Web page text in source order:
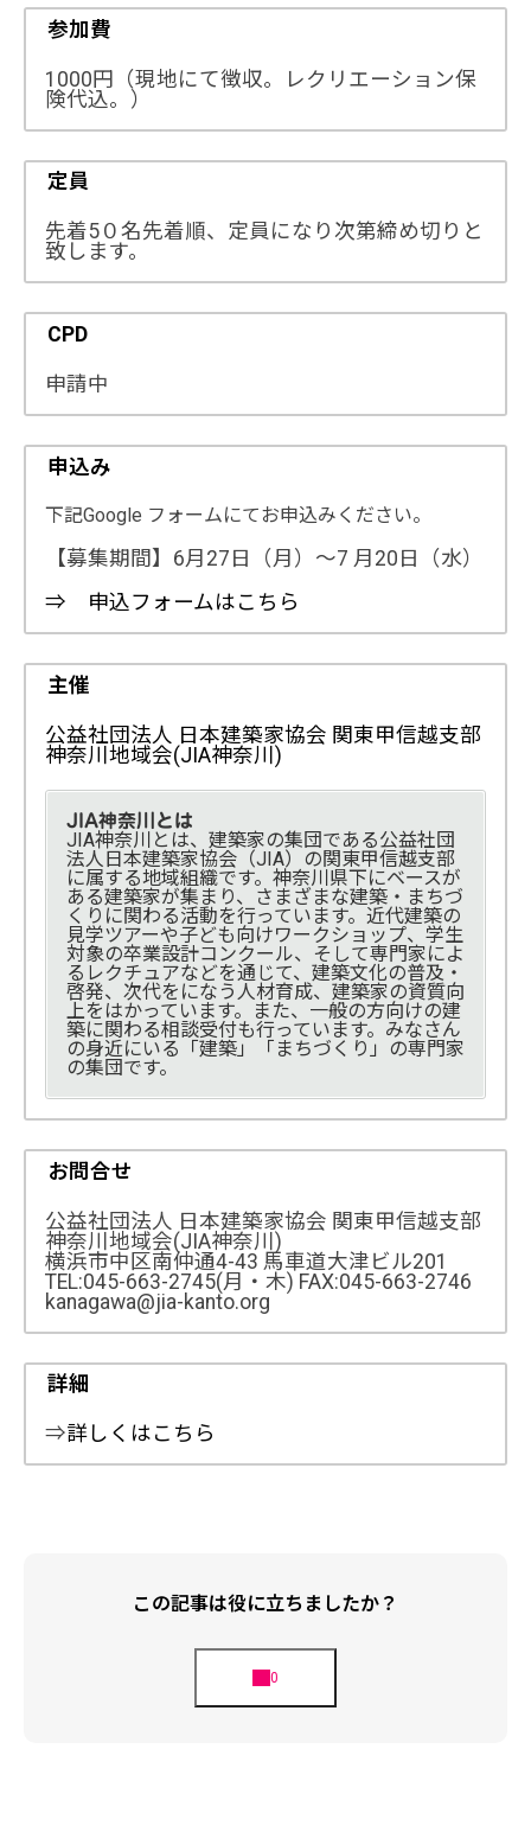
参加費
1000円（現地にて徴収。レクリエーション保
険代込。）
定員
先着5０名先着順、定員になり次第締め切りと
致します。
CPD
申請中
申込み
下記Google フォームにてお申込みください。
【募集期間】6月27日（月）～7 月20日（水）
⇒ 申込フォームはこちら
主催
公益社団法人 日本建築家協会 関東甲信越支部
神奈川地域会(JIA神奈川)
JIA神奈川とは
JIA神奈川とは、建築家の集団である公益社団
法人日本建築家協会（JIA）の関東甲信越支部
に属する地域組織です。神奈川県下にベースが
ある建築家が集まり、さまざまな建築・まちづ
くりに関わる活動を行っています。近代建築の
見学ツアーや子ども向けワークショップ、学生
対象の卒業設計コンクール、そして専門家によ
るレクチュアなどを通じて、建築文化の普及・
啓発、次代をになう人材育成、建築家の資質向
上をはかっています。また、一般の方向けの建
築に関わる相談受付も行っています。みなさん
の身近にいる「建築」「まちづくり」の専門家
の集団です。
お問合せ
公益社団法人 日本建築家協会 関東甲信越支部
神奈川地域会(JIA神奈川)
横浜市中区南仲通4-43 馬車道大津ビル201
TEL:045-663-2745(月・木) FAX:045-663-2746
kanagawa@jia-kanto.org
詳細
⇒詳しくはこちら
この記事は役に立ちましたか？